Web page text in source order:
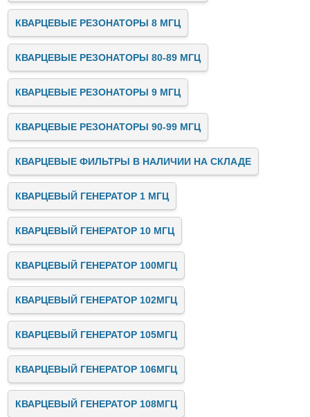
КВАРЦЕВЫЕ РЕЗОНАТОРЫ 8 МГЦ
КВАРЦЕВЫЕ РЕЗОНАТОРЫ 80-89 МГЦ
КВАРЦЕВЫЕ РЕЗОНАТОРЫ 9 МГЦ
КВАРЦЕВЫЕ РЕЗОНАТОРЫ 90-99 МГЦ
КВАРЦЕВЫЕ ФИЛЬТРЫ В НАЛИЧИИ НА СКЛАДЕ
КВАРЦЕВЫЙ ГЕНЕРАТОР 1 МГЦ
КВАРЦЕВЫЙ ГЕНЕРАТОР 10 МГЦ
КВАРЦЕВЫЙ ГЕНЕРАТОР 100МГЦ
КВАРЦЕВЫЙ ГЕНЕРАТОР 102МГЦ
КВАРЦЕВЫЙ ГЕНЕРАТОР 105МГЦ
КВАРЦЕВЫЙ ГЕНЕРАТОР 106МГЦ
КВАРЦЕВЫЙ ГЕНЕРАТОР 108МГЦ